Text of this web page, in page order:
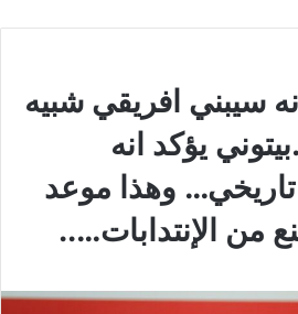
سيبني افريقي شبيه
يؤكد انه
وهذا موعد
من الإنتدابات…..